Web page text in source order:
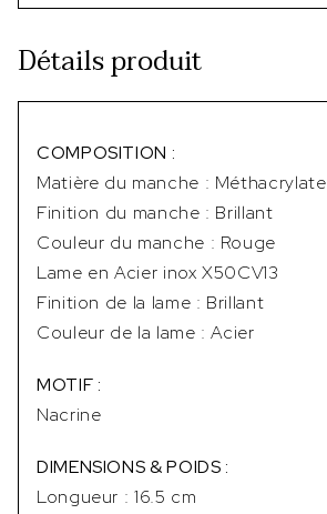
Détails produit
COMPOSITION :
Matière du manche : Méthacrylate
Finition du manche : Brillant
Couleur du manche : Rouge
Lame en Acier inox X50CV13
Finition de la lame : Brillant
Couleur de la lame : Acier
MOTIF :
Nacrine
DIMENSIONS & POIDS :
Longueur : 16.5 cm